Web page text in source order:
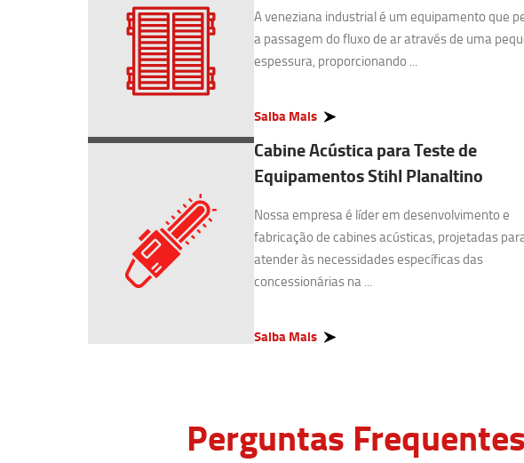
A veneziana industrial é um equipamento que
a passagem do fluxo de ar através de uma
espessura, proporcionando ...
Saiba Mais
Cabine Acústica para Teste de
Equipamentos Stihl Planaltino
Nossa empresa é líder em desenvolvimento e
fabricação de cabines acústicas, projetadas
atender às necessidades específicas das
concessionárias na ...
Saiba Mais
Perguntas